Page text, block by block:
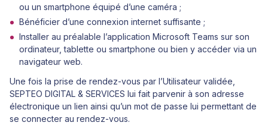
ou un smartphone équipé d’une caméra ;
Bénéficier d’une connexion internet suffisante ;
Installer au préalable l’application Microsoft Teams sur son
ordinateur, tablette ou smartphone ou bien y accéder via un
navigateur web.
Une fois la prise de rendez-vous par l’Utilisateur validée,
SEPTEO DIGITAL & SERVICES lui fait parvenir à son adresse
électronique un lien ainsi qu’un mot de passe lui permettant de
se connecter au rendez-vous.